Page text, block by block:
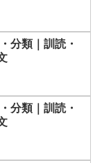
分類｜訓読・
分類｜訓読・